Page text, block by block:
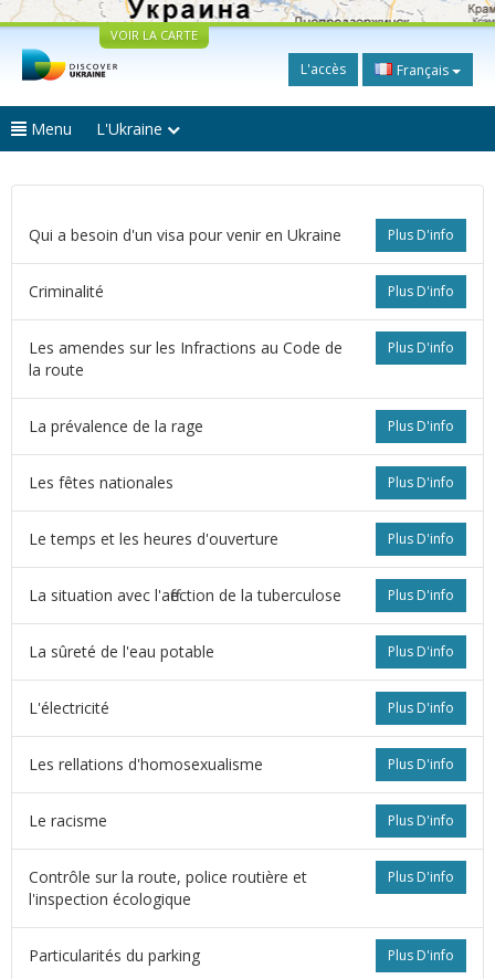
VOIR LA CARTE
L'accès Français
Menu L'Ukraine
Plus D'info
Qui a besoin d'un visa pour venir en Ukraine
Plus D'info
Criminalité
Plus D'info
Les amendes sur les Infractions au Code de
la route
Plus D'info
La prévalence de la rage
Plus D'info
Les fêtes nationales
Plus D'info
Le temps et les heures d'ouverture
Plus D'info
La situation avec l'affection de la tuberculose
Plus D'info
La sûreté de l'eau potable
Plus D'info
L'électricité
Plus D'info
Les rellations d'homosexualisme
Plus D'info
Le racisme
Plus D'info
Contrôle sur la route, police routière et
l'inspection écologique
Plus D'info
Particularités du parking